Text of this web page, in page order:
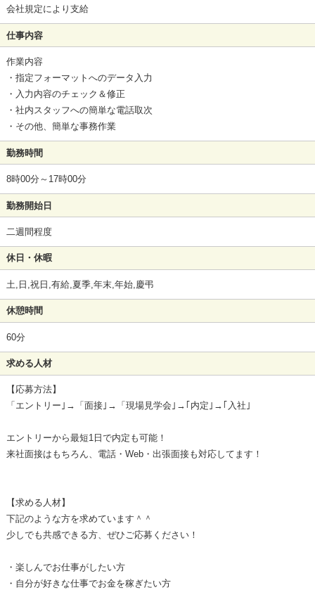
会社規定により支給
仕事内容
作業内容
・指定フォーマットへのデータ入力
・入力内容のチェック＆修正
・社内スタッフへの簡単な電話取次
・その他、簡単な事務作業
勤務時間
8時00分～17時00分
勤務開始日
二週間程度
休日・休暇
土,日,祝日,有給,夏季,年末,年始,慶弔
休憩時間
60分
求める人材
【応募方法】
「エントリー｣→「面接｣→「現場見学会｣→｢内定｣→｢入社｣
エントリーから最短1日で内定も可能！
来社面接はもちろん、電話・Web・出張面接も対応してます！
【求める人材】
下記のような方を求めています＾＾
少しでも共感できる方、ぜひご応募ください！
・楽しんでお仕事がしたい方
・自分が好きな仕事でお金を稼ぎたい方